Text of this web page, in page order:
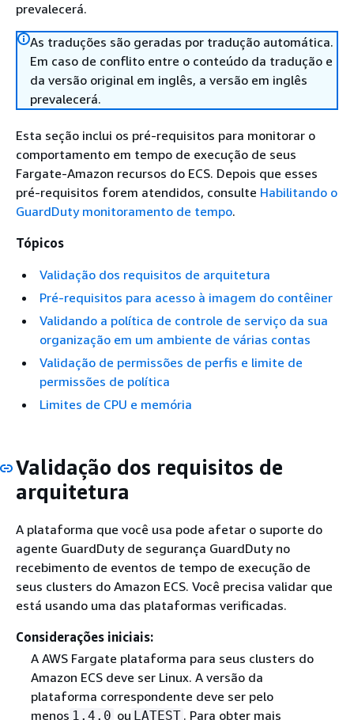
prevalecerá.
As traduções são geradas por tradução automática.
Em caso de conflito entre o conteúdo da tradução e
da versão original em inglês, a versão em inglês
prevalecerá.
Esta seção inclui os pré-requisitos para monitorar o
comportamento em tempo de execução de seus
Fargate-Amazon recursos do ECS. Depois que esses
pré-requisitos forem atendidos, consulte Habilitando o
GuardDuty monitoramento de tempo.
Tópicos
Validação dos requisitos de arquitetura
Pré-requisitos para acesso à imagem do contêiner
Validando a política de controle de serviço da sua
organização em um ambiente de várias contas
Validação de permissões de perfis e limite de
permissões de política
Limites de CPU e memória
Validação dos requisitos de
arquitetura
A plataforma que você usa pode afetar o suporte do
agente GuardDuty de segurança GuardDuty no
recebimento de eventos de tempo de execução de
seus clusters do Amazon ECS. Você precisa validar que
está usando uma das plataformas verificadas.
Considerações iniciais:
A AWS Fargate plataforma para seus clusters do
Amazon ECS deve ser Linux. A versão da
plataforma correspondente deve ser pelo
menos 1.4.0 ou LATEST . Para obter mais